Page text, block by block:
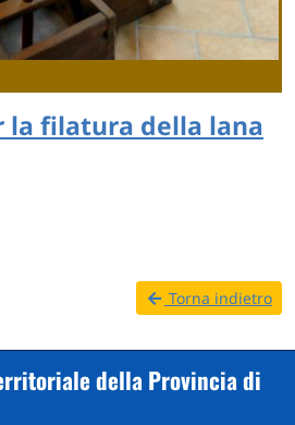
la filatura della lana
Torna indietro
della Provincia di